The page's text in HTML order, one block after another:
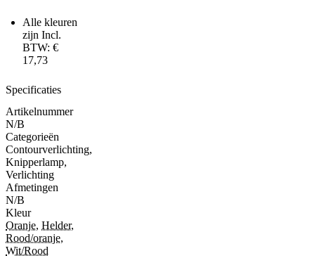
Alle kleuren
zijn Incl.
BTW: €
17,73
Specificaties
Artikelnummer
N/B
Categorieën
Contourverlichting,
Knipperlamp,
Verlichting
Afmetingen
N/B
Kleur
Oranje, Helder,
Rood/oranje,
Wit/Rood